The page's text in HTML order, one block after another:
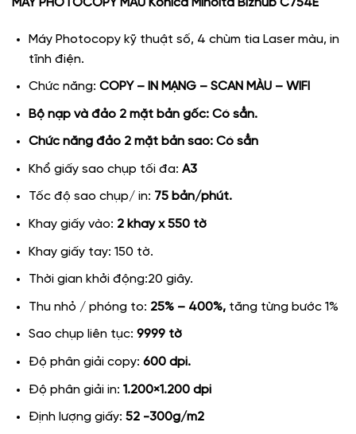
Máy Photocopy kỹ thuật số, 4 chùm tia Laser màu, in
tĩnh điện.
Chức năng: COPY – IN MẠNG – SCAN MÀU – WIFI
Bộ nạp và đảo 2 mặt bản gốc: Có sẳn.
Chức năng đảo 2 mặt bản sao: Có sẳn
Khổ giấy sao chụp tối đa: A3
Tốc độ sao chụp/ in: 75 bản/phút.
Khay giấy vào: 2 khay x 550 tờ
Khay giấy tay: 150 tờ.
Thời gian khởi động:20 giây.
Thu nhỏ / phóng to: 25% – 400%, tăng từng bước 1%
Sao chụp liên tục: 9999 tờ
Độ phân giải copy: 600 dpi.
Độ phân giải in: 1.200×1.200 dpi
Định lượng giấy: 52 -300g/m2